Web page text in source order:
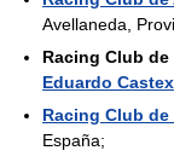
Avellaneda,
Racing Club
Eduardo Castex
Racing Club de
España;